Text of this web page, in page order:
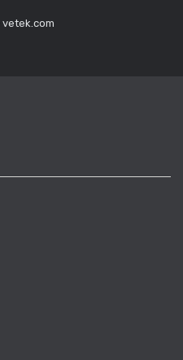
vetek.com